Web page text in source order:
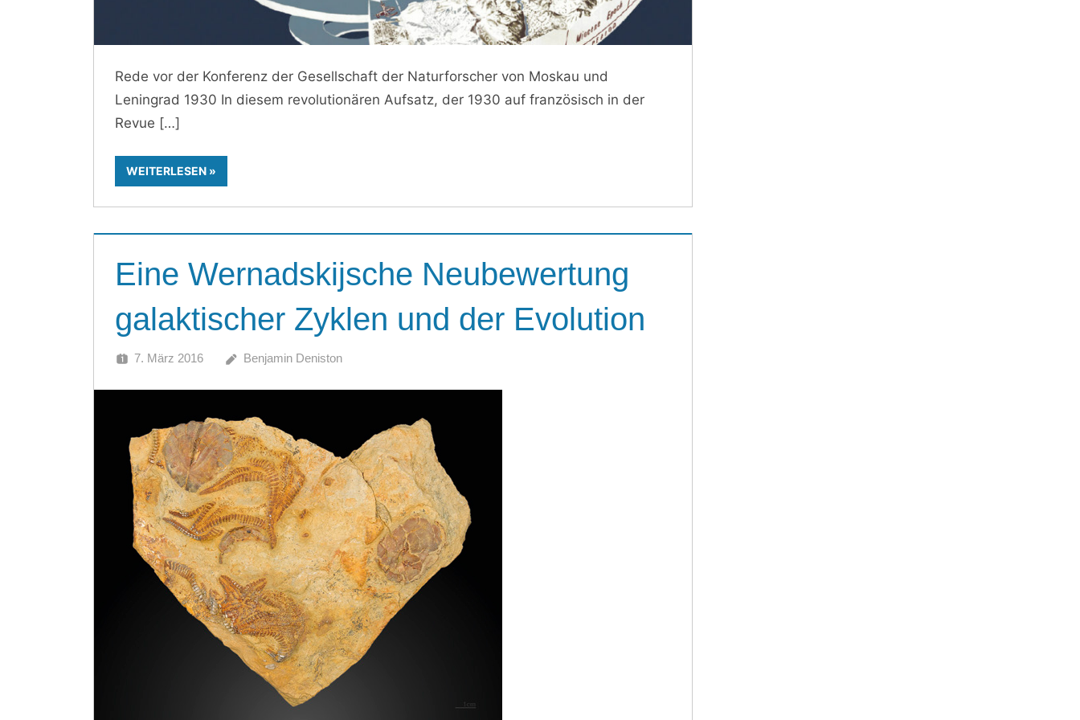
Rede vor der Konferenz der Gesellschaft der Naturforscher von Moskau und
Leningrad 1930 In diesem revolutionären Aufsatz, der 1930 auf französisch in der
Revue
WEITERLESEN
Eine Wernadskijsche Neubewertung
galaktischer Zyklen und der Evolution
7. März 2016 Benjamin Deniston